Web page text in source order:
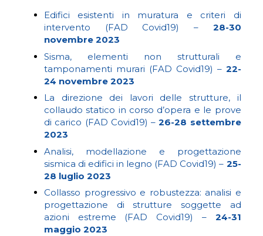
Edifici esistenti in muratura e criteri di
intervento (FAD Covid19) – 28-30
novembre 2023
Sisma, elementi non strutturali e
tamponamenti murari (FAD Covid19) – 22-
24 novembre 2023
La direzione dei lavori delle strutture, il
collaudo statico in corso d’opera e le prove
di carico (FAD Covid19) –26-28 settembre
2023
Analisi, modellazione e progettazione
sismica di edifici in legno (FAD Covid19) – 25-
28 luglio 2023
Collasso progressivo e robustezza: analisi e
progettazione di strutture soggette ad
azioni estreme (FAD Covid19) – 24-31
maggio 2023